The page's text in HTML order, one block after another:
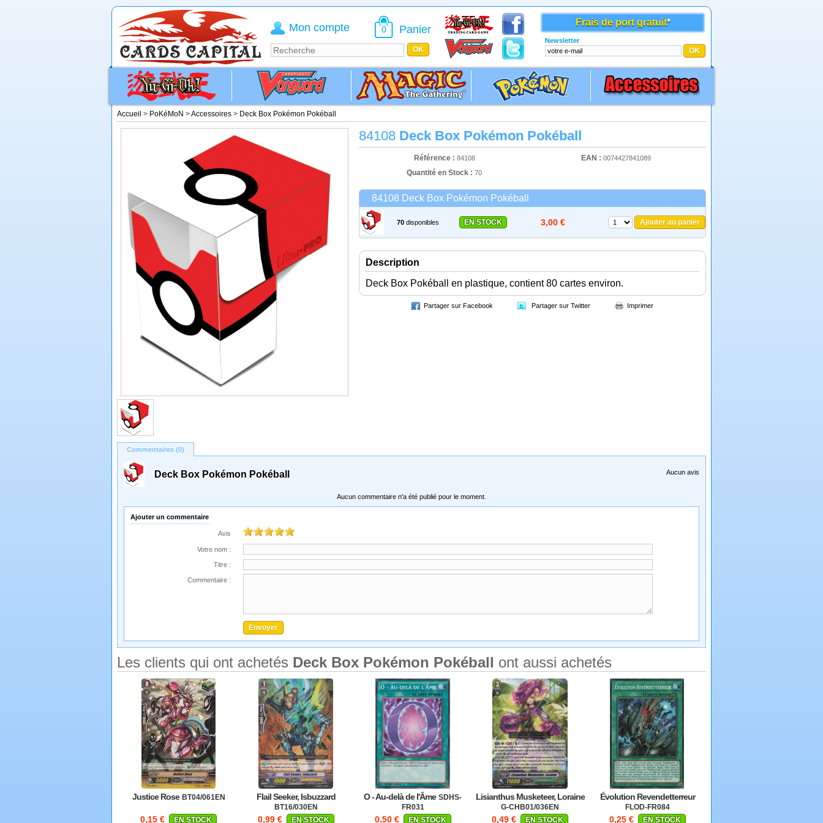
Accueil > PoKéMoN >Accessoires > Deck Box Pokémon Pokéball
84108 Deck Box Pokémon Pokéball
Référence : 84108 EAN : 0074427841089
Quantité en Stock : 70
84108 Deck Box Pokémon Pokéball
70 disponibles EN STOCK 3,00 € Ajouter au panier
Description
Deck Box Pokéball en plastique, contient 80 cartes environ.
Partager sur Facebook Partager sur Twitter Imprimer
Commentaires (0)
Deck Box Pokémon Pokéball Aucun avis
Aucun commentaire n'a été publié pour le moment.
Ajouter un commentaire
Avis
Votre nom :
Titre :
Commentaire :
Les clients qui ont achetés Deck Box Pokémon Pokéball ont aussi achetés
Justice Rose BT04/061EN
0,15 € EN STOCK
Flail Seeker, Isbuzzard
BT16/030EN
0,99 € EN STOCK
O - Au-delà de l'Âme SDHS-
FR031
0,50 € EN STOCK
Lisianthus Musketeer, Loraine
G-CHB01/036EN
0,49 € EN STOCK
Évolution Revendetterreur
FLOD-FR084
0,25 € EN STOCK
Frais de port gratuit*
Newsletter
Mon compte 0 Panier